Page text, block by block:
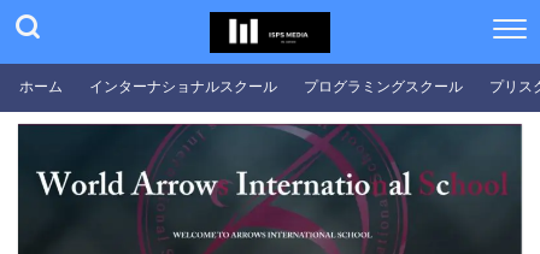
ホーム インターナショナルスクール プログラミングスクール プリス